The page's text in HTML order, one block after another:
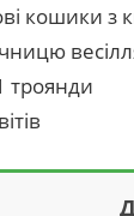
кошики з
троянди